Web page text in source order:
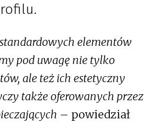
elementów
pod uwagę nie tylko
ale też ich estetyczny
także oferowanych przez
– powiedział